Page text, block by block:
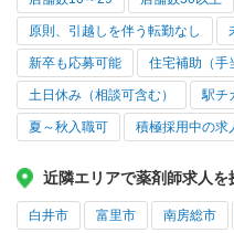
原則、引越しを伴う転勤なし
新卒も応募可能 住宅補助（手
土日休み（相談可含む） 駅チ
夏～秋入職可 積極採用中の求
近隣エリアで薬剤師求人を
白井市 富里市 南房総市